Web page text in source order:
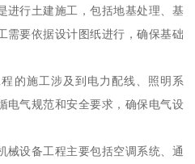
进行土建施工，包括地基处理、基
需要依据设计图纸进行，确保基础
的施工涉及到电力配线、照明系
电气规范和安全要求，确保电气设
械设备工程主要包括空调系统、通